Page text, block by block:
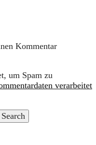
Kommentar
um Spam zu
verarbeitet